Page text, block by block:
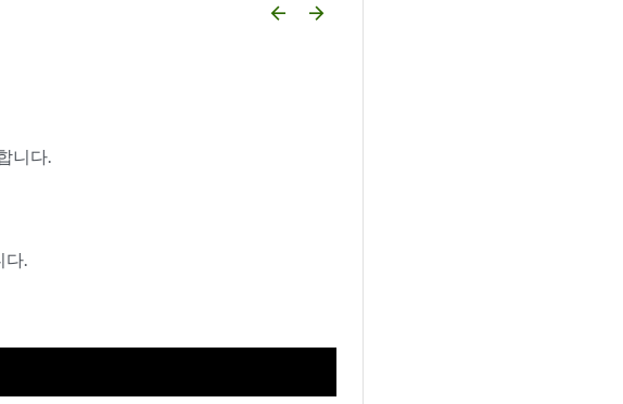
arrow_backward arrow_forward
니다.
다.